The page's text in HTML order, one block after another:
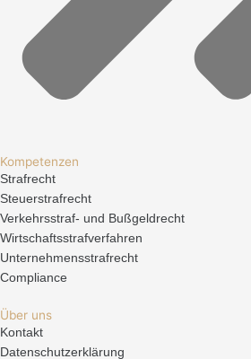
Kompetenzen
Strafrecht
Steuerstrafrecht
Verkehrsstraf- und Bußgeldrecht
Wirtschaftsstrafverfahren
Unternehmensstrafrecht
Compliance
Über uns
Kontakt
Datenschutzerklärung